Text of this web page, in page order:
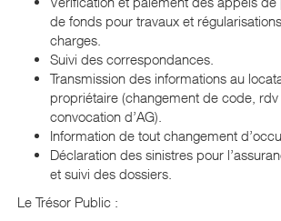
de fonds pour travaux et
charges.
Suivi des correspondances.
Transmission des informations au
propriétaire (changement de code, rdv
convocation d’AG).
Information de tout changement
Déclaration des sinistres pour
et suivi des dossiers.
Le Trésor Public :